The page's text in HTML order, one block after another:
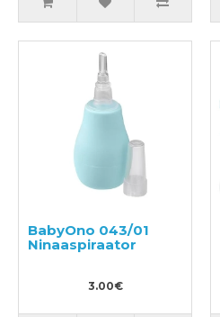
BabyOno 043/01
Ninaaspiraator
3.00€